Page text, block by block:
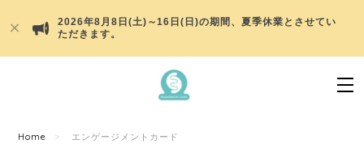
2026年8月8日(土)～16日(日)の期間、夏季休業とさせてい
ただきます。
Home エンゲージメントカード